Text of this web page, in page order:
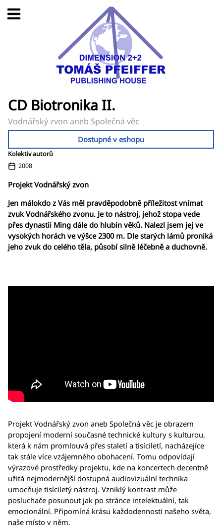
CD Biotronika II.
Vodnářský zvon aneb Společná věc
Dostupné v eshopu
Kolektiv autorů
2008
Projekt Vodnářský zvon
Jen málokdo z Vás měl pravděpodobně příležitost vnímat
zvuk Vodnářského zvonu. Je to nástroj, jehož stopa vede
přes dynastii Ming dále do hlubin věků. Nalezl jsem jej ve
vysokých horách ve výšce 2300 m. Dle starých lámů proniká
jeho zvuk do celého těla, působí silně léčebně a duchovně.
Projekt Vodnářský zvon aneb Společná věc je obrazem
propojení moderní současné technické kultury s kulturou,
která k nám promlouvá přes staletí a tisíciletí, nacházejíce
tak stále více vzájemného obohacení. Tomu odpovídají
výrazové prostředky projektu, kde na koncertech decentně
užitá nejmodernější dostupná audiovizuální technika
umocňuje tisíciletý nástroj. Vzniklý kontrast může
posluchače posunout jak po stránce intelektuální, tak
emocionální. Připomíná krásu každodennosti našeho světa,
naše místo v něm.